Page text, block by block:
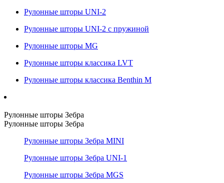
Рулонные шторы UNI-2
Рулонные шторы UNI-2 с пружиной
Рулонные шторы MG
Рулонные шторы классика LVT
Рулонные шторы классика Benthin M
Рулонные шторы Зебра
Рулонные шторы Зебра
Рулонные шторы Зебра MINI
Рулонные шторы Зебра UNI-1
Рулонные шторы Зебра MGS